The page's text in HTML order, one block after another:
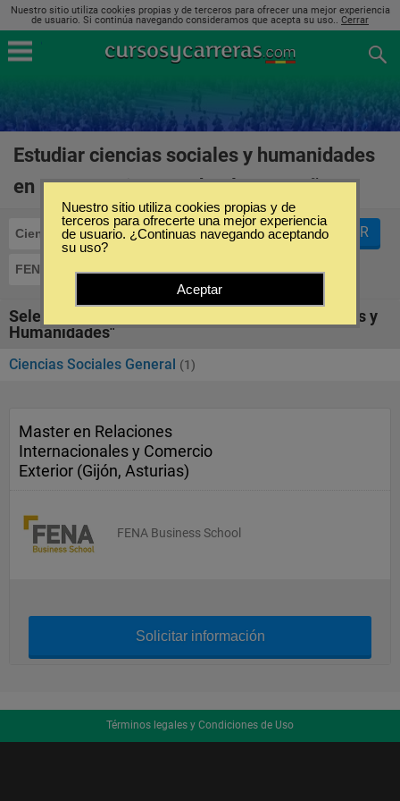
Nuestro sitio utiliza cookies propias y de terceros para ofrecer una mejor experiencia
de usuario. Si continúa navegando consideramos que acepta su uso.. Cerrar
Estudiar ciencias sociales y humanidades
en FENA Business School en España
Ciencias Sociales y Humanidades
FENA Business School
FILTRAR
Seleccione la SubCategoría de "Ciencias Sociales y
Humanidades"
Ciencias Sociales General (1)
Master en Relaciones
Internacionales y Comercio
Exterior (Gijón, Asturias)
FENA Business School
Solicitar información
Términos legales y Condiciones de Uso
Nuestro sitio utiliza cookies propias y de
terceros para ofrecerte una mejor experiencia
de usuario. ¿Continuas navegando aceptando
su uso?
Aceptar